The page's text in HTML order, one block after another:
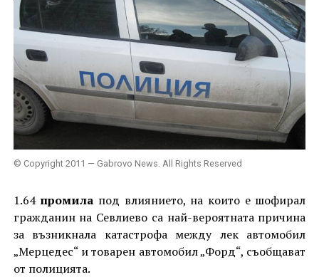
© Copyright 2011 — Gabrovo News. All Rights Reserved
1.64 промила под влиянието, на които е шофирал
гражданин на Севлиево са най-вероятната причина
за възникнала катастрофа между лек автомобил
„Мерцедес“ и товарен автомобил „Форд“, съобщават
от полицията.